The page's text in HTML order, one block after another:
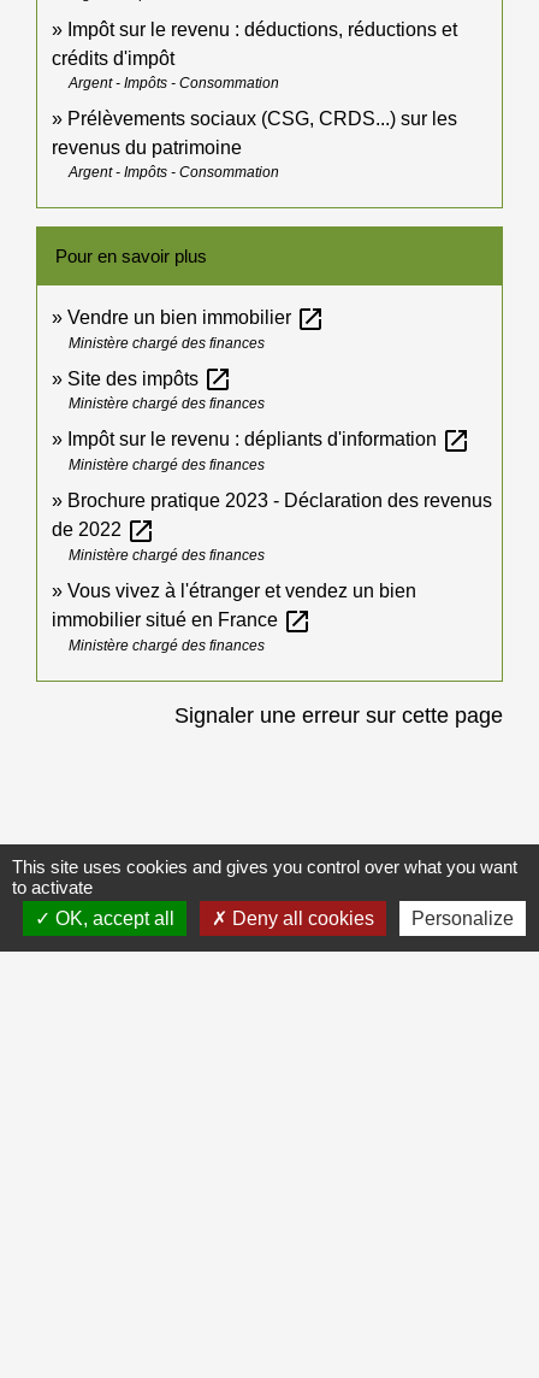
Impôt sur le revenu : déductions, réductions et
crédits d'impôt
Argent - Impôts - Consommation
Prélèvements sociaux (CSG, CRDS...) sur les
revenus du patrimoine
Argent - Impôts - Consommation
Pour en savoir plus
Vendre un bien immobilier open_in_new
Ministère chargé des finances
Site des impôts open_in_new
Ministère chargé des finances
Impôt sur le revenu : dépliants d'information open_in_new
Ministère chargé des finances
Brochure pratique 2023 - Déclaration des revenus
de 2022 open_in_new
Ministère chargé des finances
Vous vivez à l'étranger et vendez un bien
immobilier situé en France open_in_new
Ministère chargé des finances
Signaler une erreur sur cette page
Galerie de photos Voir tout
This site uses cookies and gives you control over what you want
to activate
OK, accept all
Deny all cookies Personalize